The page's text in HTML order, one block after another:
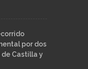
por dos
Castilla y